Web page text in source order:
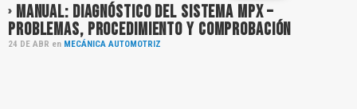
MANUAL: DIAGNÓSTICO DEL SISTEMA MPX –
PROBLEMAS, PROCEDIMIENTO Y COMPROBACIÓN
24 DE ABR en MECÁNICA AUTOMOTRIZ